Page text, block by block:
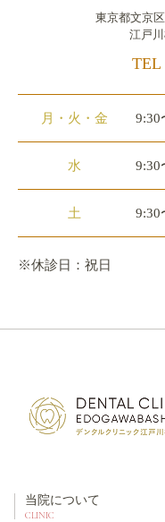
東京都文京
江戸
TEL
月・火・金 9:30
水 9:30
土 9:30
※休診日：祝日
当院について
CLINIC